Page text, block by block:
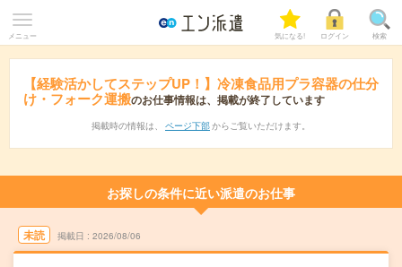
メニュー 気になる! ログイン 検索
【経験活かしてステップUP！】冷凍食品用プラ容器の仕分
け・フォーク運搬のお仕事情報は、掲載が終了しています
掲載時の情報は、 ページ下部 からご覧いただけます。
お探しの条件に近い派遣のお仕事
未読 掲載日 2026/08/06